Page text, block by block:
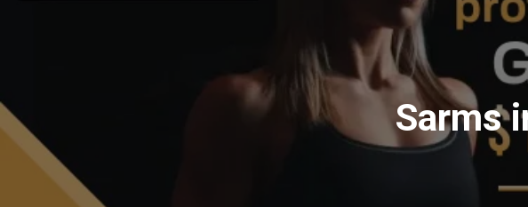
Sarms